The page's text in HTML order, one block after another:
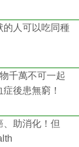
的人可以吃同種
千萬不可一起
後患無窮！
、助消化！但